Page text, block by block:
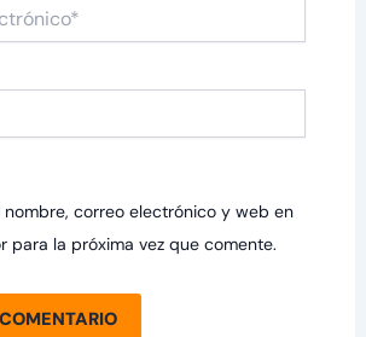
nombre, correo electrónico y web en
para la próxima vez que comente.